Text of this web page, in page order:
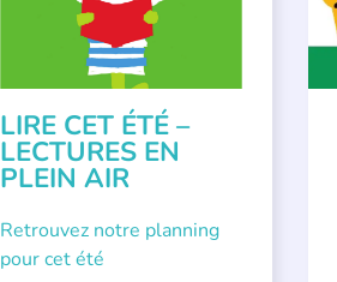
LIRE CET ÉTÉ –
LECTURES EN
PLEIN AIR
Retrouvez notre planning
pour cet été